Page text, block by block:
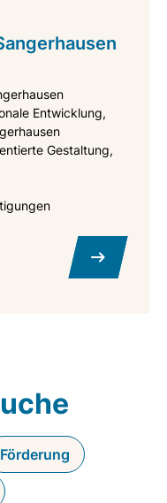
Entwicklung
Gestaltung
Förderung